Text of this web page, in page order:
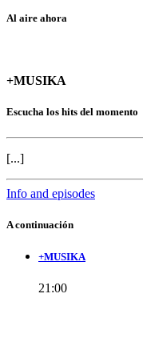
Al aire ahora
+MUSIKA
Escucha los hits del momento
[...]
Info and episodes
A continuación
+MUSIKA
21:00